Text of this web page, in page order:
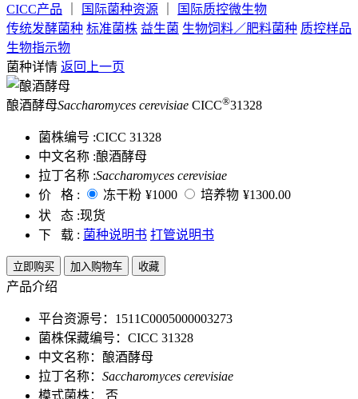
CICC产品
国际菌种资源
国际质控微生物
传统发酵菌种 标准菌株 益生菌 生物饲料／肥料菌种 质控样品
生物指示物
菌种详情 返回上一页
酿酒酵母Saccharomyces cerevisiae CICC®31328
菌株编号 :CICC 31328
中文名称 :酿酒酵母
拉丁名称 :Saccharomyces cerevisiae
价 格 :
冻干粉 ¥1000 培养物 ¥1300.00
状 态 :现货
下 载 : 菌种说明书 打管说明书
立即购买 加入购物车 收藏
产品介绍
平台资源号：1511C0005000003273
菌株保藏编号：CICC 31328
中文名称：酿酒酵母
拉丁名称： Saccharomyces cerevisiae
模式菌株： 否